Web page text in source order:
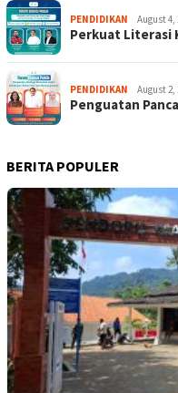
PENDIDIKAN August 4,
Perkuat Literasi
PENDIDIKAN August 2,
Penguatan
BERITA POPULER